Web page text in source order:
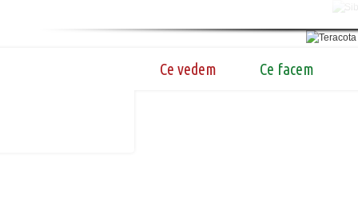
Ce vedem Ce facem